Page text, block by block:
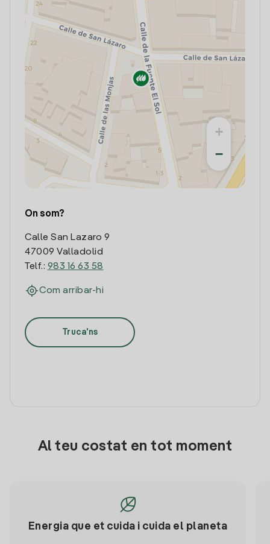
+
−
On som?
Calle San Lazaro 9
47009 Valladolid
Telf.: 983 16 63 58
Com arribar-hi
Truca'ns
Al teu costat en tot moment
Energia que et cuida i cuida el planeta